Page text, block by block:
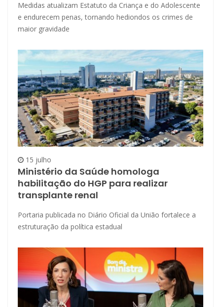
Medidas atualizam Estatuto da Criança e do Adolescente
e endurecem penas, tornando hediondos os crimes de
maior gravidade
15 julho
Ministério da Saúde homologa
habilitação do HGP para realizar
transplante renal
Portaria publicada no Diário Oficial da União fortalece a
estruturação da política estadual